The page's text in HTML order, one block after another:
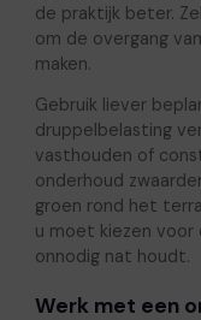
de praktijk beter.
om de overgang
maken.
Gebruik liever
druppelbelasting
vasthouden of
onderhoud
groen rond het
u moet kiezen
onnodig nat houdt.
Werk met een